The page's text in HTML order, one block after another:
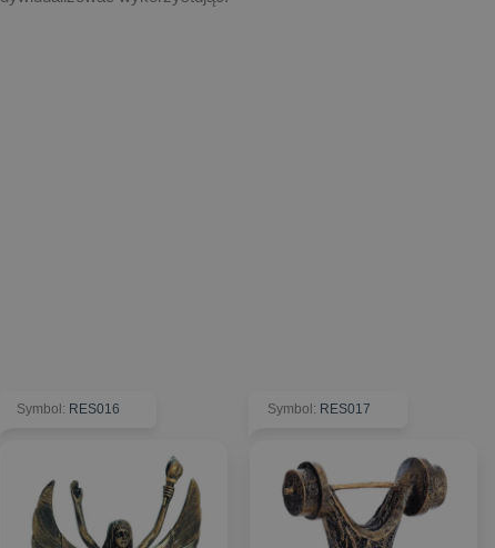
Symbol: RES016 Symbol: RES017